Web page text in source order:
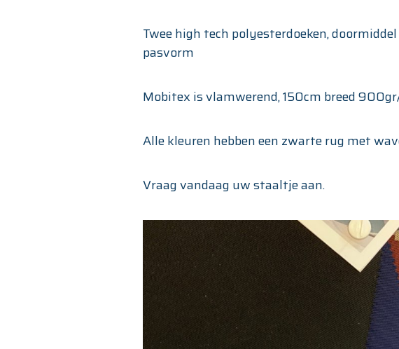
Twee high tech polyesterdoeken,
pasvorm
Mobitex is vlamwerend, 150cm breed
Alle kleuren hebben een zwarte rug met
Vraag vandaag uw staaltje aan.